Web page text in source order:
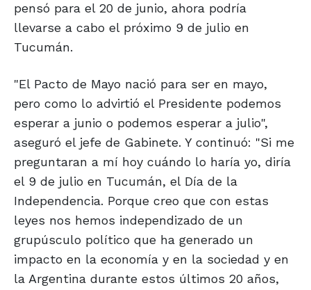
pensó para el 20 de junio, ahora podría
llevarse a cabo el próximo 9 de julio en
Tucumán.
"El Pacto de Mayo nació para ser en mayo,
pero como lo advirtió el Presidente podemos
esperar a junio o podemos esperar a julio",
aseguró el jefe de Gabinete. Y continuó: "Si me
preguntaran a mí hoy cuándo lo haría yo, diría
el 9 de julio en Tucumán, el Día de la
Independencia. Porque creo que con estas
leyes nos hemos independizado de un
grupúsculo político que ha generado un
impacto en la economía y en la sociedad y en
la Argentina durante estos últimos 20 años,